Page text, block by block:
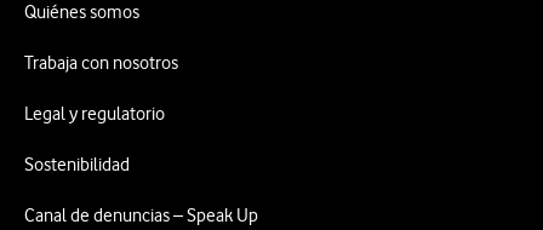
Quiénes somos
Trabaja con nosotros
Legal y regulatorio
Sostenibilidad
Canal de denuncias – Speak Up